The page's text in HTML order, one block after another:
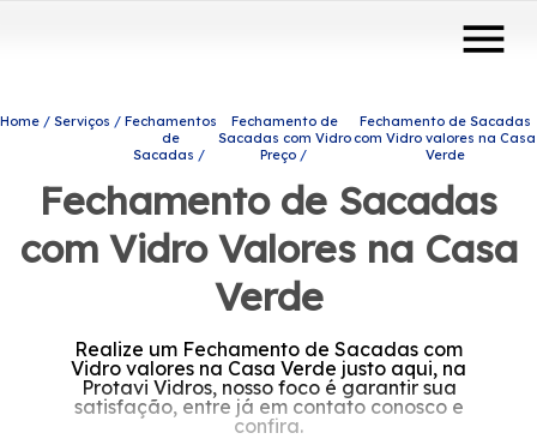
menu
Home Serviços
Fechamentos
de
Sacadas
Fechamento de
Sacadas com Vidro
Preço
Fechamento de Sacadas
com Vidro valores na Casa
Verde
Fechamento de Sacadas
com Vidro Valores na Casa
Verde
Realize um Fechamento de Sacadas com
Vidro valores na Casa Verde justo aqui, na
Protavi Vidros, nosso foco é garantir sua
satisfação, entre já em contato conosco e
confira.